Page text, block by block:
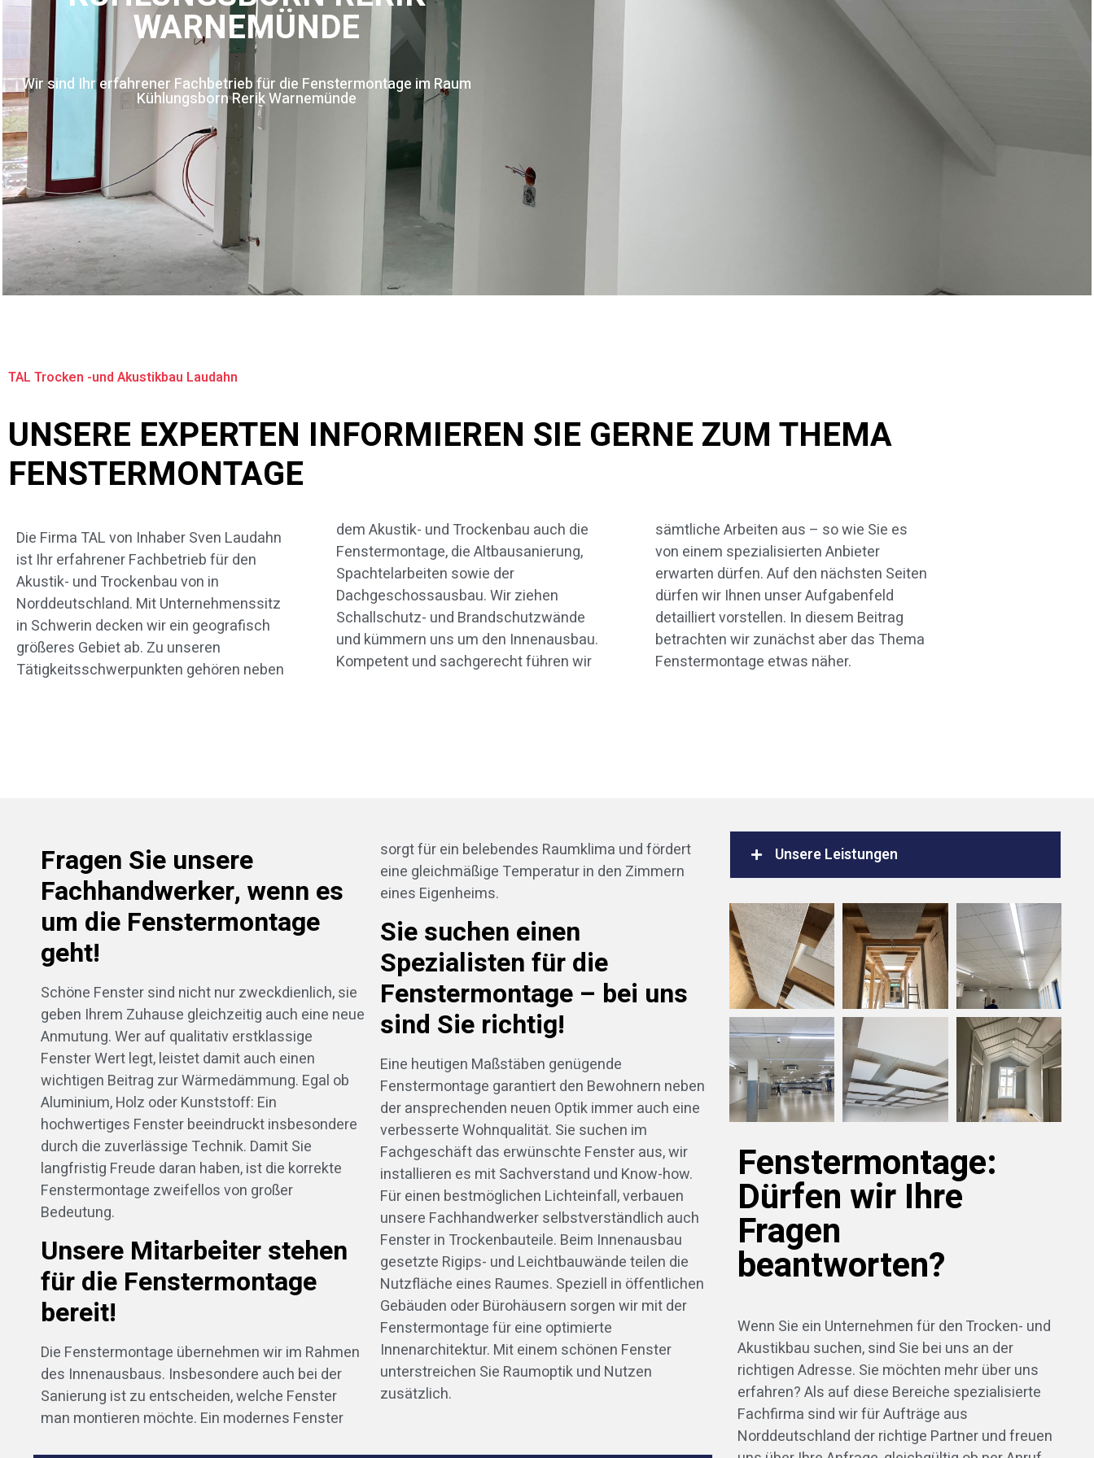
WARNEMÜNDE
Wir sind Ihr erfahrener Fachbetrieb für die Fenstermontage im Raum
Kühlungsborn Rerik Warnemünde
TAL Trocken -und Akustikbau Laudahn
UNSERE EXPERTEN INFORMIEREN SIE GERNE ZUM THEMA
FENSTERMONTAGE
Die Firma TAL von Inhaber Sven Laudahn
ist Ihr erfahrener Fachbetrieb für den
Akustik- und Trockenbau von in
Norddeutschland. Mit Unternehmenssitz
in Schwerin decken wir ein geografisch
größeres Gebiet ab. Zu unseren
Tätigkeitsschwerpunkten gehören neben
dem Akustik- und Trockenbau auch die
Fenstermontage, die Altbausanierung,
Spachtelarbeiten sowie der
Dachgeschossausbau. Wir ziehen
Schallschutz- und Brandschutzwände
und kümmern uns um den Innenausbau.
Kompetent und sachgerecht führen wir
sämtliche Arbeiten aus – so wie Sie es
von einem spezialisierten Anbieter
erwarten dürfen. Auf den nächsten Seiten
dürfen wir Ihnen unser Aufgabenfeld
detailliert vorstellen. In diesem Beitrag
betrachten wir zunächst aber das Thema
Fenstermontage etwas näher.
Fragen Sie unsere
Fachhandwerker, wenn es
um die Fenstermontage
geht!
Schöne Fenster sind nicht nur zweckdienlich, sie
geben Ihrem Zuhause gleichzeitig auch eine neue
Anmutung. Wer auf qualitativ erstklassige
Fenster Wert legt, leistet damit auch einen
wichtigen Beitrag zur Wärmedämmung. Egal ob
Aluminium, Holz oder Kunststoff: Ein
hochwertiges Fenster beeindruckt insbesondere
durch die zuverlässige Technik. Damit Sie
langfristig Freude daran haben, ist die korrekte
Fenstermontage zweifellos von großer
Bedeutung.
Unsere Mitarbeiter stehen
für die Fenstermontage
bereit!
Die Fenstermontage übernehmen wir im Rahmen
des Innenausbaus. Insbesondere auch bei der
Sanierung ist zu entscheiden, welche Fenster
man montieren möchte. Ein modernes Fenster
sorgt für ein belebendes Raumklima und fördert
eine gleichmäßige Temperatur in den Zimmern
eines Eigenheims.
Sie suchen einen
Spezialisten für die
Fenstermontage – bei uns
sind Sie richtig!
Eine heutigen Maßstäben genügende
Fenstermontage garantiert den Bewohnern neben
der ansprechenden neuen Optik immer auch eine
verbesserte Wohnqualität. Sie suchen im
Fachgeschäft das erwünschte Fenster aus, wir
installieren es mit Sachverstand und Know-how.
Für einen bestmöglichen Lichteinfall, verbauen
unsere Fachhandwerker selbstverständlich auch
Fenster in Trockenbauteile. Beim Innenausbau
gesetzte Rigips- und Leichtbauwände teilen die
Nutzfläche eines Raumes. Speziell in öffentlichen
Gebäuden oder Bürohäusern sorgen wir mit der
Fenstermontage für eine optimierte
Innenarchitektur. Mit einem schönen Fenster
unterstreichen Sie Raumoptik und Nutzen
zusätzlich.
Unsere Leistungen
Fenstermontage:
Dürfen wir Ihre
Fragen
beantworten?
Wenn Sie ein Unternehmen für den Trocken- und
Akustikbau suchen, sind Sie bei uns an der
richtigen Adresse. Sie möchten mehr über uns
erfahren? Als auf diese Bereiche spezialisierte
Fachfirma sind wir für Aufträge aus
Norddeutschland der richtige Partner und freuen